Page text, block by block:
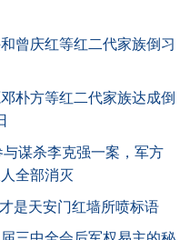
曾庆红等红二代家族倒习
朴方等红二代家族达成倒
谋杀李克强一案，军方
全部消灭
是天安门红墙所喷标语